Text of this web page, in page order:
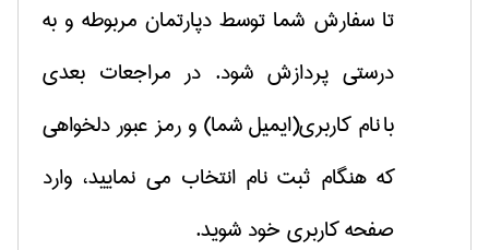
تا سفارش شما توسط دپارتمان مربوطه و به
درستی پردازش شود. در مراجعات بعدی
با نام کاربری(ایمیل شما) و رمز عبور دلخواهی
که هنگام ثبت نام انتخاب می نمایید، وارد
صفحه کاربری خود شوید.